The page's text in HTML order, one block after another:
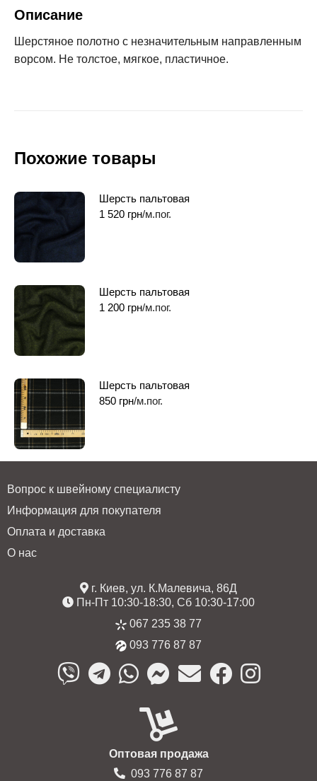
Описание
Шерстяное полотно с незначительным направленным
ворсом. Не толстое, мягкое, пластичное.
Похожие товары
Шерсть пальтовая
1 520 грн/м.пог.
Шерсть пальтовая
1 200 грн/м.пог.
Шерсть пальтовая
850 грн/м.пог.
Вопрос к швейному специалисту
Информация для покупателя
Оплата и доставка
О нас
г. Киев, ул. К.Малевича, 86Д
Пн-Пт 10:30-18:30, Сб 10:30-17:00
067 235 38 77
093 776 87 87
Оптовая продажа
093 776 87 87